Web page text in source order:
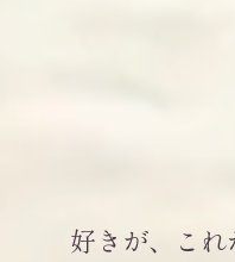
好きが、これ